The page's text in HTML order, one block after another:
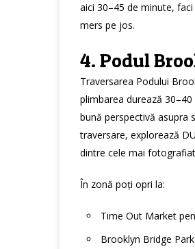
aici 30–45 de minute,
mers pe jos.
4. Podul
Traversarea Podului
plimbarea durează
bună perspectivă asupra
traversare, explorează
dintre cele mai
În zonă poți opri la:
Time Out Market
Brooklyn Bridge